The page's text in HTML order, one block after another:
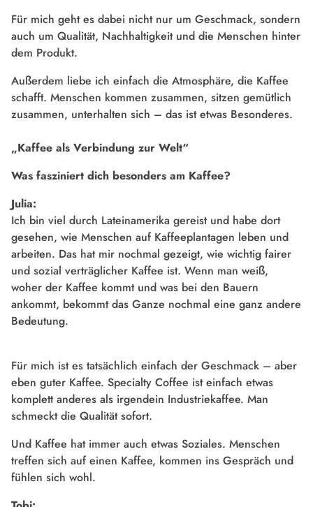
Für mich geht es dabei nicht nur um Geschmack, sondern
auch um Qualität, Nachhaltigkeit und die Menschen hinter
dem Produkt.
Außerdem liebe ich einfach die Atmosphäre, die Kaffee
schafft. Menschen kommen zusammen, sitzen gemütlich
zusammen, unterhalten sich – das ist etwas Besonderes.
„Kaffee als Verbindung zur Welt“
Was fasziniert dich besonders am Kaffee?
Julia:
Ich bin viel durch Lateinamerika gereist und habe dort
gesehen, wie Menschen auf Kaffeeplantagen leben und
arbeiten. Das hat mir nochmal gezeigt, wie wichtig fairer
und sozial verträglicher Kaffee ist. Wenn man weiß,
woher der Kaffee kommt und was bei den Bauern
ankommt, bekommt das Ganze nochmal eine ganz andere
Bedeutung.
Für mich ist es tatsächlich einfach der Geschmack – aber
eben guter Kaffee. Specialty Coffee ist einfach etwas
komplett anderes als irgendein Industriekaffee. Man
schmeckt die Qualität sofort.
Und Kaffee hat immer auch etwas Soziales. Menschen
treffen sich auf einen Kaffee, kommen ins Gespräch und
fühlen sich wohl.